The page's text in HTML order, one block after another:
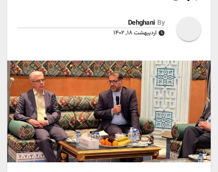
By
Dehghani
اردیبهشت ۱۸, ۱۴۰۲